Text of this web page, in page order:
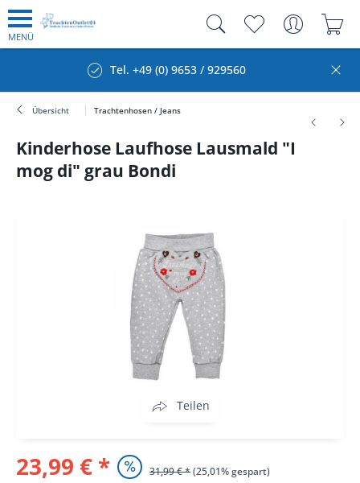
MENÜ
Tel. +49 (0) 9653 / 929560
Übersicht Trachtenhosen / Jeans
Kinderhose Laufhose Lausmald "I
mog di" grau Bondi
Teilen
23,99 € * 31,99 € *(25,01% gespart)